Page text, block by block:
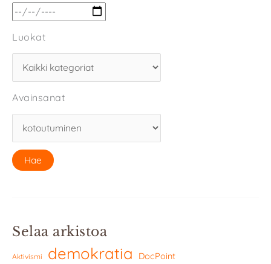
Luokat
Avainsanat
Selaa arkistoa
Aktivismi demokratia DocPoint